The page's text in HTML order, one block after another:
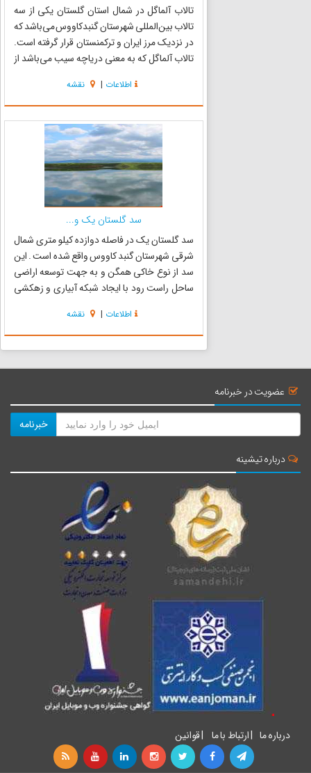
تالاب آلماگل در شمال استان گلستان یکی از سه
تالاب بین‌المللی شهرستان گنبدکاووس می‌باشد که
در نزدیک مرز ایران و ترکمنستان قرار گرفته است.
تالاب آلماگل که به معنی دریاچه سیب می‌باشد از
رامسر...
اطلاعات | نقشه
سد گلستان یک و...
سد گلستان یک در فاصله دوازده کیلو متری شمال
شرقی شهرستان گنبد کاووس واقع شده است . این
سد از نوع خاکی همگن و به جهت توسعه اراضی
ساحل راست رود با ایجاد شبکه آبیاری و زهکشی
مهار سیلاب‌های مخرب سالانه احداث شده است.
سدگلستان از نوع خاکی همگن می...
اطلاعات | نقشه
عضویت در خبرنامه
خبرنامه
درباره تیشینه
درباره ما |ارتباط با ما |قوانین